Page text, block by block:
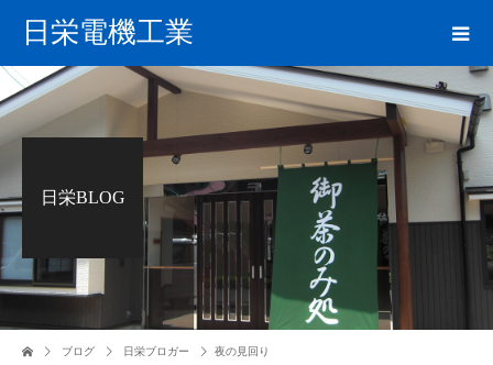
日栄電機工業
日栄BLOG
ブログ 日栄ブロガー 夜の見回り